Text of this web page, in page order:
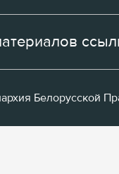
Белорусской